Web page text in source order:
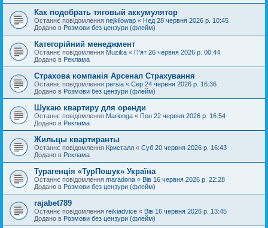
Как подобрать тяговый аккумулятор
Останнє повідомлення nejkilowap « Нед 28 червня 2026 р. 10:45
Додано в Розмови без цензури (флейм)
Категорійний менеджмент
Останнє повідомлення Muzika « П'ят 26 червня 2026 р. 00:44
Додано в Реклама
Страхова компанія Арсенал Страхування
Останнє повідомлення persia « Сер 24 червня 2026 р. 16:36
Додано в Розмови без цензури (флейм)
Шукаю квартиру для оренди
Останнє повідомлення Marionga « Пон 22 червня 2026 р. 16:54
Додано в Реклама
Жильцы квартиранты
Останнє повідомлення Кристалл « Суб 20 червня 2026 р. 16:43
Додано в Реклама
Турагенція «ТурПошук» Україна
Останнє повідомлення maradona « Вів 16 червня 2026 р. 22:28
Додано в Розмови без цензури (флейм)
rajabet789
Останнє повідомлення reikiadvice « Вів 16 червня 2026 р. 13:45
Додано в Розмови без цензури (флейм)